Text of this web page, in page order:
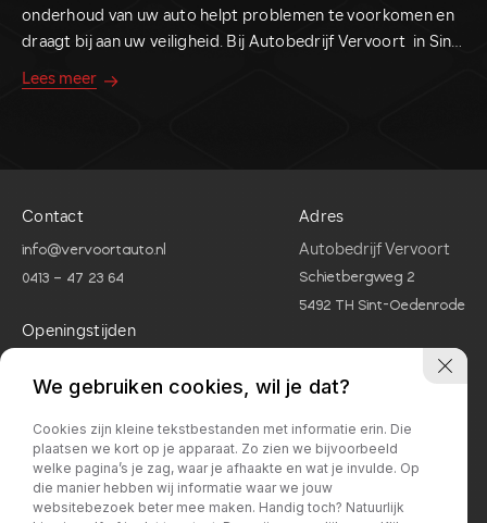
onderhoud van uw auto helpt problemen te voorkomen en
draagt bij aan uw veiligheid. Bij Autobedrijf Vervoort in Sint-
Oedenrode staan we graag voor u klaar.
Lees meer
Contact
info@vervoortauto.nl
0413 – 47 23 64
Adres
Autobedrijf Vervoort
Schietbergweg 2
5492 TH Sint-Oedenrode
Openingstijden
Zaterdag:
8.00 – 13.00 uur
Contact
We gebruiken cookies, wil je dat?
Cookies zijn kleine tekstbestanden met informatie erin. Die
plaatsen we kort op je apparaat. Zo zien we bijvoorbeeld
welke pagina’s je zag, waar je afhaakte en wat je invulde. Op
die manier hebben wij informatie waar we jouw
websitebezoek beter mee maken. Handig toch? Natuurlijk